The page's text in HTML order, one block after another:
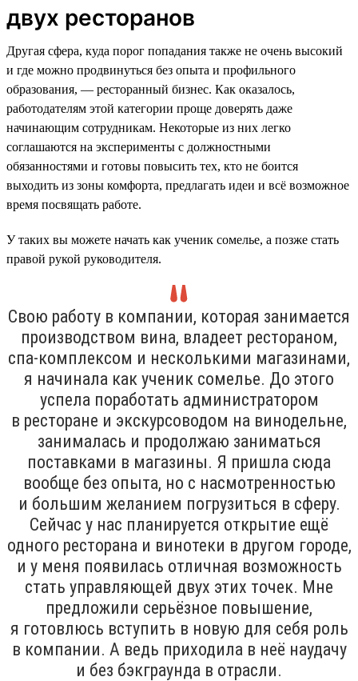
двух ресторанов
Другая сфера, куда порог попадания также не очень высокий
и где можно продвинуться без опыта и профильного
образования, — ресторанный бизнес. Как оказалось,
работодателям этой категории проще доверять даже
начинающим сотрудникам. Некоторые из них легко
соглашаются на эксперименты с должностными
обязанностями и готовы повысить тех, кто не боится
выходить из зоны комфорта, предлагать идеи и всё возможное
время посвящать работе.
У таких вы можете начать как ученик сомелье, а позже стать
правой рукой руководителя.
Свою работу в компании, которая занимается
производством вина, владеет рестораном,
спа-комплексом и несколькими магазинами,
я начинала как ученик сомелье. До этого
успела поработать администратором
в ресторане и экскурсоводом на винодельне,
занималась и продолжаю заниматься
поставками в магазины. Я пришла сюда
вообще без опыта, но с насмотренностью
и большим желанием погрузиться в сферу.
Сейчас у нас планируется открытие ещё
одного ресторана и винотеки в другом городе,
и у меня появилась отличная возможность
стать управляющей двух этих точек. Мне
предложили серьёзное повышение,
я готовлюсь вступить в новую для себя роль
в компании. А ведь приходила в неё наудачу
и без бэкграунда в отрасли.